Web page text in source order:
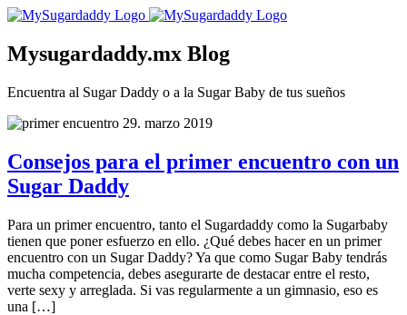
Mysugardaddy.mx Blog
Encuentra al Sugar Daddy o a la Sugar Baby de tus sueños
29. marzo 2019
Consejos para el primer encuentro con un
Sugar Daddy
Para un primer encuentro, tanto el Sugardaddy como la Sugarbaby
tienen que poner esfuerzo en ello. ¿Qué debes hacer en un primer
encuentro con un Sugar Daddy? Ya que como Sugar Baby tendrás
mucha competencia, debes asegurarte de destacar entre el resto,
verte sexy y arreglada. Si vas regularmente a un gimnasio, eso es
una […]